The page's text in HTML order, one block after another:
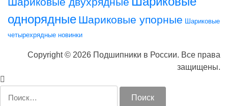
однорядные Шариковые упорные Шариковые
четырехрядные новинки
Copyright © 2026 Подшипники в России. Все права
защищены.